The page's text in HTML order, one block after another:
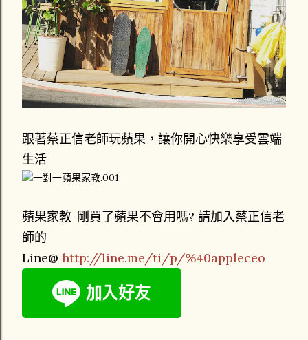
跟著蔡正信老師玩蘋果，讓你開心快樂享受雲端
生活
蘋果家教-剛買了蘋果不會用嗎? 請加入蔡正信老
師的
Line@ http://line.me/ti/p/%40appleceo